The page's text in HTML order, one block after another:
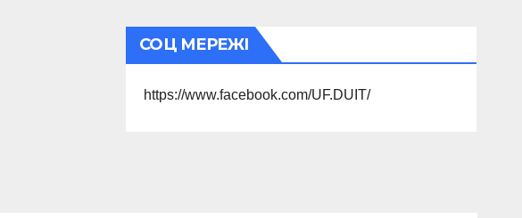
СОЦ МЕРЕЖІ
https://www.facebook.com/UF.DUIT/